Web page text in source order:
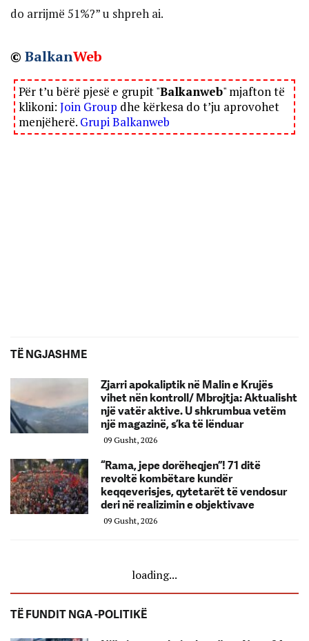
do arrijmë 51%?” u shpreh ai.
© BalkanWeb
Për t’u bërë pjesë e grupit "Balkanweb" mjafton të
klikoni: Join Group dhe kërkesa do t’ju aprovohet
menjëherë. Grupi Balkanweb
TË NGJASHME
Zjarri apokaliptik në Malin e Krujës
vihet nën kontroll/ Mbrojtja: Aktualisht
një vatër aktive. U shkrumbua vetëm
një magazinë, s’ka të lënduar
09 Gusht, 2026
“Rama, jepe dorëheqjen”! 71 ditë
revoltë kombëtare kundër
keqqeverisjes, qytetarët të vendosur
deri në realizimin e objektivave
09 Gusht, 2026
loading...
TË FUNDIT NGA -POLITIKË